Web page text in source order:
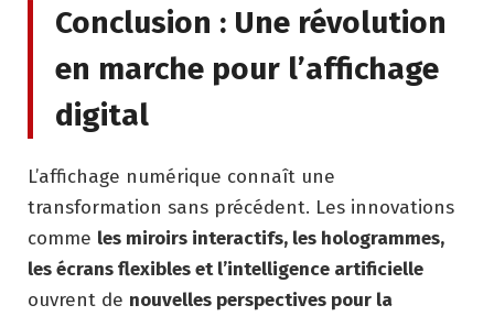
Conclusion : Une révolution
en marche pour l’affichage
digital
L’affichage numérique connaît une
transformation sans précédent. Les innovations
comme les miroirs interactifs, les hologrammes,
les écrans flexibles et l’intelligence artificielle
ouvrent de nouvelles perspectives pour la